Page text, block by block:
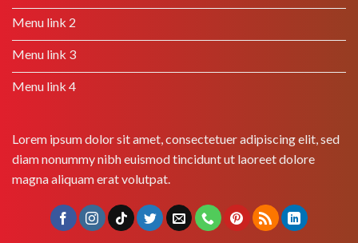
Menu link 2
Menu link 3
Menu link 4
Lorem ipsum dolor sit amet, consectetuer adipiscing elit, sed
diam nonummy nibh euismod tincidunt ut laoreet dolore
magna aliquam erat volutpat.